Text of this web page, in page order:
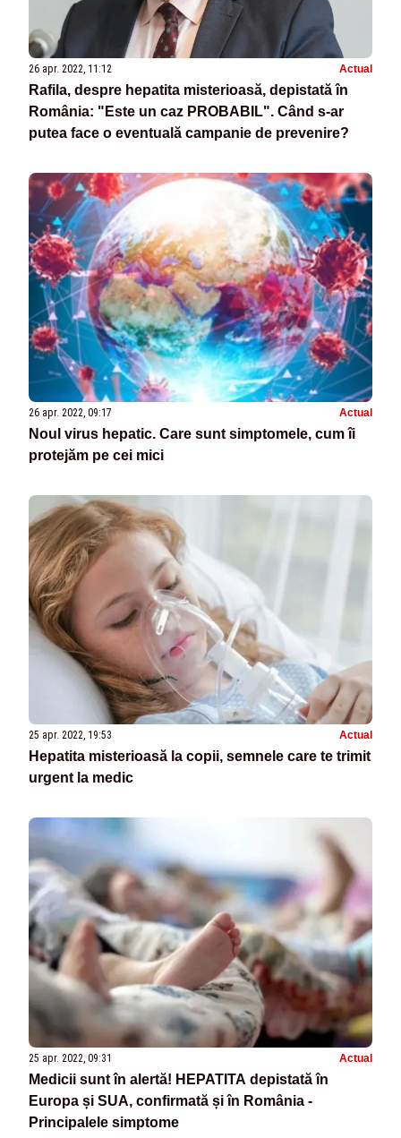
26 apr. 2022, 11:12 Actual
Rafila, despre hepatita misterioasă, depistată în
România: "Este un caz PROBABIL". Când s-ar
putea face o eventuală campanie de prevenire?
26 apr. 2022, 09:17 Actual
Noul virus hepatic. Care sunt simptomele, cum îi
protejăm pe cei mici
25 apr. 2022, 19:53 Actual
Hepatita misterioasă la copii, semnele care te trimit
urgent la medic
25 apr. 2022, 09:31 Actual
Medicii sunt în alertă! HEPATITA depistată în
Europa și SUA, confirmată și în România -
Principalele simptome